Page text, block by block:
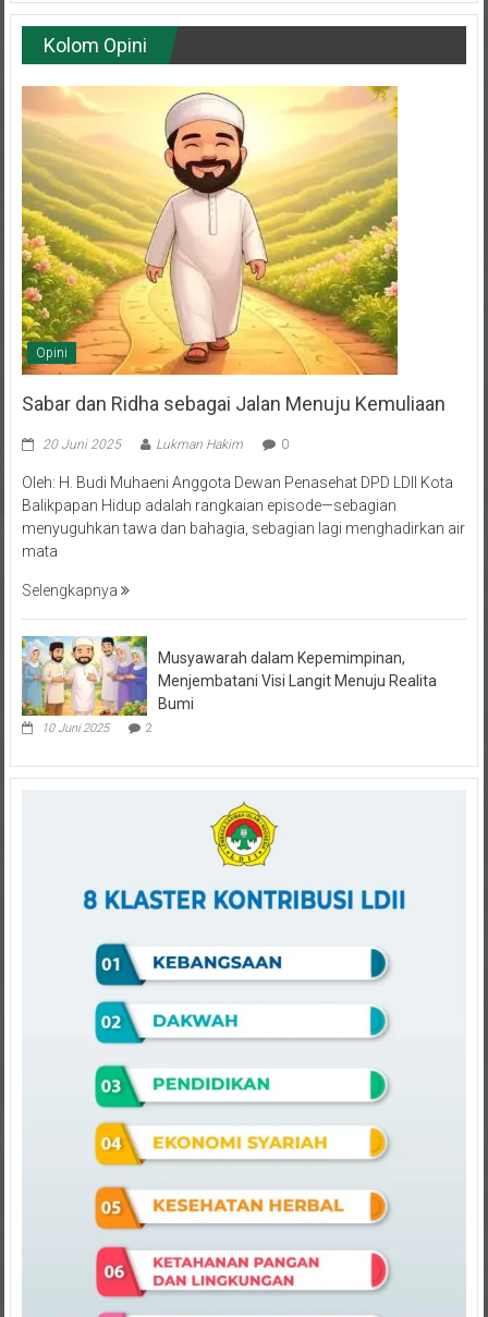
Kolom Opini
Opini
Sabar dan Ridha sebagai Jalan Menuju Kemuliaan
Balikpapan Hidup adalah rangkaian episode—sebagian
menyuguhkan tawa dan bahagia, sebagian lagi menghadirkan air
mata
Menjembatani Visi Langit Menuju Realita
Bumi
10 Juni 2025 2